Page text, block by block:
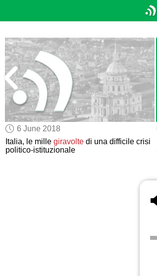
6 June 2018
Italia, le millegiravolte di una difficile crisi
politico-istituzionale